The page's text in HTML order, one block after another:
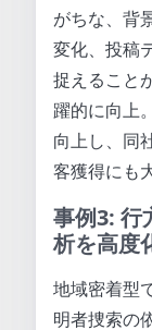
がちな、背
変化、投稿
捉えること
躍的に向上
向上し、同
客獲得にも
事例3: 行
析を高度
地域密着型
明者捜索の